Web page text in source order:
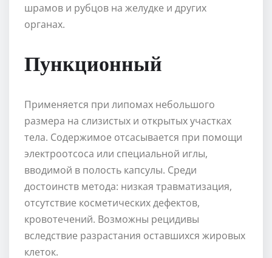
шрамов и рубцов на желудке и других
органах.
Пункционный
Применяется при липомах небольшого
размера на слизистых и открытых участках
тела. Содержимое отсасывается при помощи
электроотсоса или специальной иглы,
вводимой в полость капсулы. Среди
достоинств метода: низкая травматизация,
отсутствие косметических дефектов,
кровотечений. Возможны рецидивы
вследствие разрастания оставшихся жировых
клеток.